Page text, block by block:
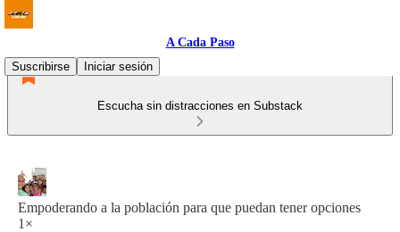
A Cada Paso
Suscribirse
Iniciar sesión
Escucha sin distracciones en Substack
Empoderando a la población para que puedan tener opciones
1×